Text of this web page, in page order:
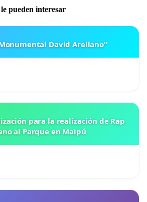
pueden interesar
David Arellano"
para la realización de Rap
al Parque en Maipú